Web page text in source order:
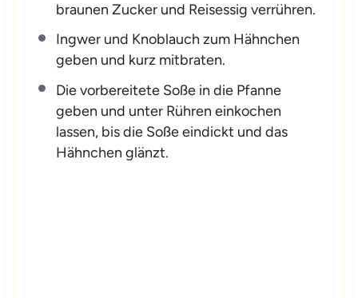
braunen Zucker und Reisessig verrühren.
Ingwer und Knoblauch zum Hähnchen
geben und kurz mitbraten.
Die vorbereitete Soße in die Pfanne
geben und unter Rühren einkochen
lassen, bis die Soße eindickt und das
Hähnchen glänzt.